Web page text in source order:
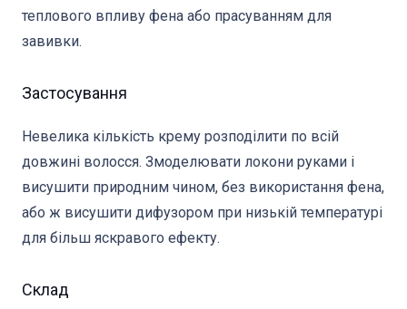
теплового впливу фена або прасуванням для
завивки.
Застосування
Невелика кількість крему розподілити по всій
довжині волосся. Змоделювати локони руками і
висушити природним чином, без використання фена,
або ж висушити дифузором при низькій температурі
для більш яскравого ефекту.
Склад